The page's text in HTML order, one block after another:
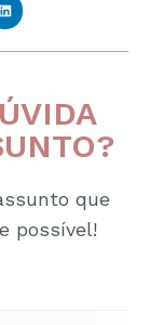
que
possível!